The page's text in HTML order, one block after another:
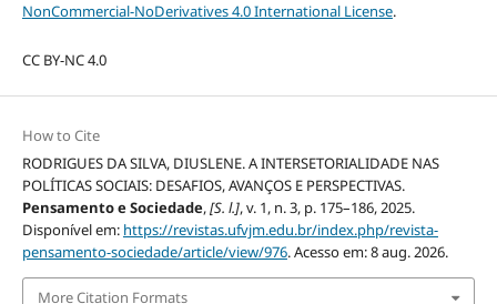
NonCommercial-NoDerivatives 4.0 International License.
CC BY-NC 4.0
How to Cite
RODRIGUES DA SILVA, DIUSLENE. A INTERSETORIALIDADE NAS
POLÍTICAS SOCIAIS: DESAFIOS, AVANÇOS E PERSPECTIVAS.
Pensamento e Sociedade,[S. l.], v. 1, n. 3, p. 175–186, 2025.
Disponível em: https://revistas.ufvjm.edu.br/index.php/revista-
pensamento-sociedade/article/view/976. Acesso em: 8 aug. 2026.
More Citation Formats